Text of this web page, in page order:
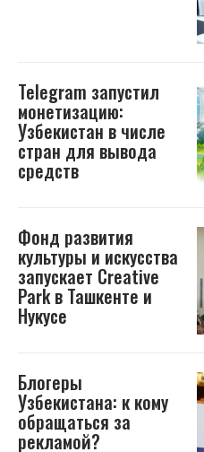
Telegram запустил
монетизацию:
Узбекистан в числе
стран для вывода
средств
Фонд развития
культуры и искусства
запускает Creative
Park в Ташкенте и
Нукусе
Блогеры
Узбекистана: к кому
обращаться за
рекламой?